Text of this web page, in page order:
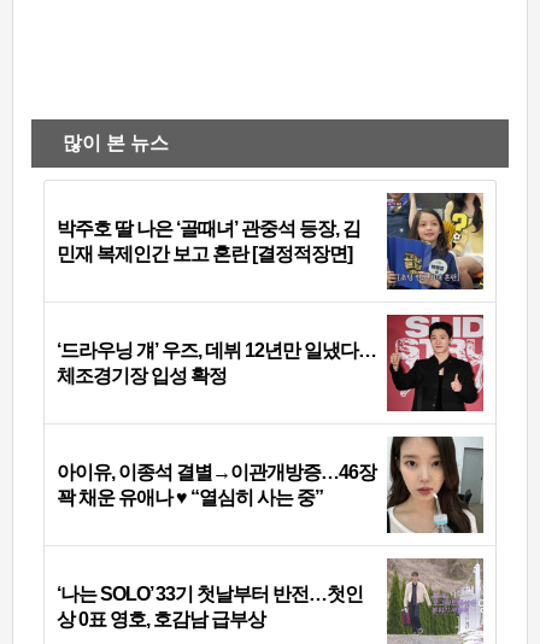
많이 본 뉴스
박주호 딸 나은 ‘골때녀’ 관중석 등장, 김
민재 복제인간 보고 혼란 [결정적장면]
‘드라우닝 걔’ 우즈, 데뷔 12년만 일냈다…
체조경기장 입성 확정
아이유, 이종석 결별→이관개방증…46장
꽉 채운 유애나 ♥ “열심히 사는 중”
‘나는 SOLO’ 33기 첫날부터 반전…첫인
상 0표 영호, 호감남 급부상